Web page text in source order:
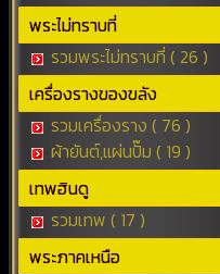
พระไม่ทราบที่
รวมพระไม่ทราบที่ ( 26 )
เครื่องรางของขลัง
รวมเครื่องราง ( 76 )
ผ้ายันต์,แผ่นปั๊ม ( 19 )
เทพฮินดู
รวมเทพ ( 17 )
พระภาคเหนือ